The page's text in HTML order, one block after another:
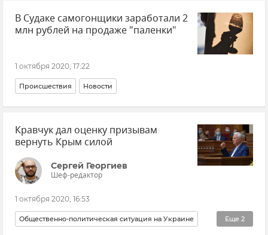
В Судаке самогонщики заработали 2
млн рублей на продаже "паленки"
1 октября 2020, 17:22
Происшествия Новости
Кравчук дал оценку призывам
вернуть Крым силой
Сергей Георгиев
Шеф-редактор
1 октября 2020, 16:53
Еще 2
Общественно-политическая ситуация на Украине